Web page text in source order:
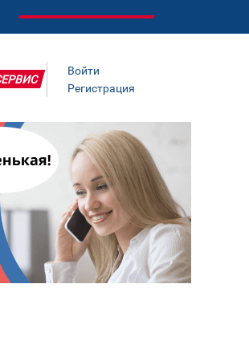
Войти
Регистрация